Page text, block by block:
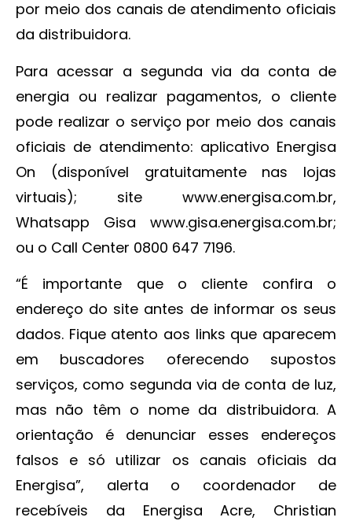
por meio dos canais de atendimento oficiais
da distribuidora.
Para acessar a segunda via da conta de
energia ou realizar pagamentos, o cliente
pode realizar o serviço por meio dos canais
oficiais de atendimento: aplicativo Energisa
On (disponível gratuitamente nas lojas
virtuais); site www.energisa.com.br,
Whatsapp Gisa www.gisa.energisa.com.br;
ou o Call Center 0800 647 7196.
“É importante que o cliente confira o
endereço do site antes de informar os seus
dados. Fique atento aos links que aparecem
em buscadores oferecendo supostos
serviços, como segunda via de conta de luz,
mas não têm o nome da distribuidora. A
orientação é denunciar esses endereços
falsos e só utilizar os canais oficiais da
Energisa”, alerta o coordenador de
recebíveis da Energisa Acre, Christian